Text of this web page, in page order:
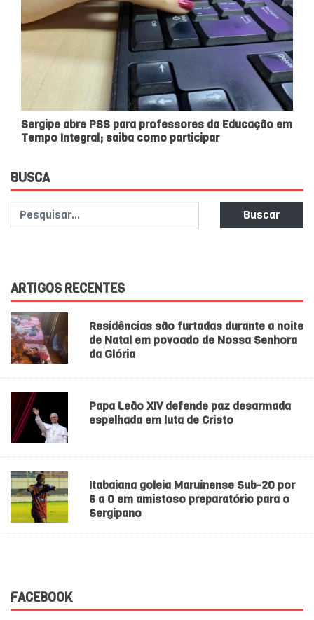
Sergipe abre PSS para professores da Educação em
Tempo Integral; saiba como participar
BUSCA
Buscar
ARTIGOS RECENTES
Residências são furtadas durante a noite
de Natal em povoado de Nossa Senhora
da Glória
Papa Leão XIV defende paz desarmada
espelhada em luta de Cristo
Itabaiana goleia Maruinense Sub-20 por
6 a 0 em amistoso preparatório para o
Sergipano
FACEBOOK